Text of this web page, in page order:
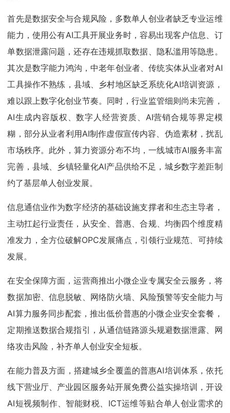
首先是数据安全与合规风险，多数单人创业者缺乏专业运维
能力，使用公有AI工具开展业务时，容易出现客户信息、订
单数据泄露问题，还存在违规抓取数据、隐私滥用等隐患。
其次是数字能力鸿沟，中老年创业者、传统实体从业者对AI
工具操作不熟练，县域、乡村地区缺乏系统化AI培训资源，
难以跟上数字化创业节奏。同时，行业监管细则尚未完善，
AI生成内容版权、数字人经营资质、AI营销合规等界定模
糊，部分从业者利用AI制作虚假宣传内容、伪造素材，扰乱
市场秩序。此外，算力资源分布不均，一线城市AI服务丰富
完善，县域、乡镇轻量化AI产品供给不足，城乡数字差距制
约了基层单人创业发展。
信息通信业作为数字经济的基础设施支撑者和生态主导者，
主动扛起行业责任，从安全、普惠、合规、均衡四个维度精
准发力，全方位破解OPC发展痛点，引领行业规范、可持续
发展。
在安全保障方面，运营商推出小微企业专属安全云服务，将
数据加密、信息脱敏、网络防火墙、风险预警等安全能力与
AI算力服务同步配套，推出低价普惠的小微企业安全套餐，
定期推送数据合规指引，从通信链路源头规避数据泄露、网
络攻击风险，补齐单人创业安全短板。
在能力普及方面，搭建城乡全覆盖的普惠AI培训体系，依托
线下营业厅、产业园区服务站开展免费公益实操培训，开设
AI短视频制作、智能财税、ICT运维等贴合单人创业需求的